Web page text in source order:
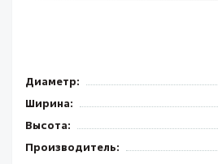
Диаметр:
Ширина:
Высота:
Производитель: